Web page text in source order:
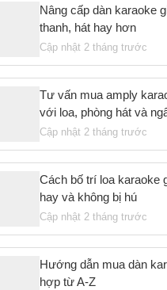
Nâng cấp dàn karaoke
thanh, hát hay hơn
Cập nhật 2 tháng trước
Tư vấn mua amply
với loa, phòng hát và
Cập nhật 2 tháng trước
Cách bố trí loa karaoke
hay và không bị hú
Cập nhật 2 tháng trước
Hướng dẫn mua dàn
hợp từ A-Z